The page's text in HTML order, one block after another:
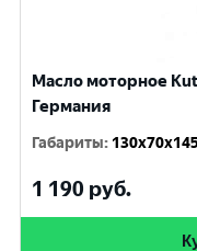
Масло моторное
Германия
Габариты:
1 190 руб.